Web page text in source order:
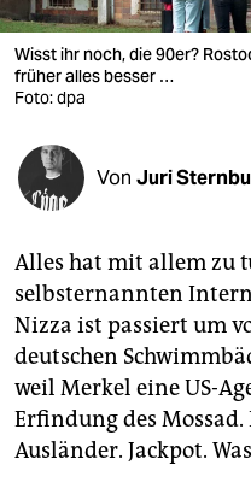
verlag
verlag
shop
fragen & hilfe
unterstützen
abo
genossenschaft
epaper login
Wisst ihr noch, die 90er?
früher alles besser …
Foto: dpa
Von Juri
Alles hat mit allem zu
selbsternannten
Nizza ist passiert um
deutschen
weil Merkel eine US-
Erfindung des
Ausländer. Jackpot.